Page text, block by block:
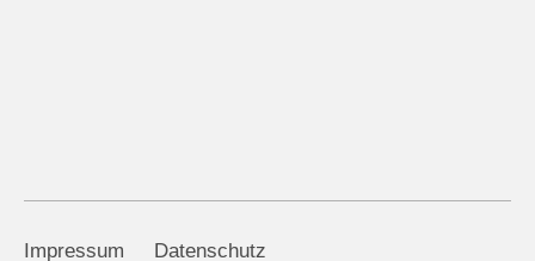
Impressum Datenschutz